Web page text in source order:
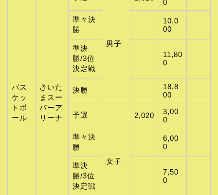
バス
ケッ
トボ
ール
さいた
まスー
パーア
リーナ
男子
0
準々決
勝
10,0
00
準決
勝/3位
決定戦
11,80
0
決勝
18,8
00
予選
女子
2,020
3,00
0
準々決
勝
6,00
0
準決
勝/3位
決定戦
7,50
0